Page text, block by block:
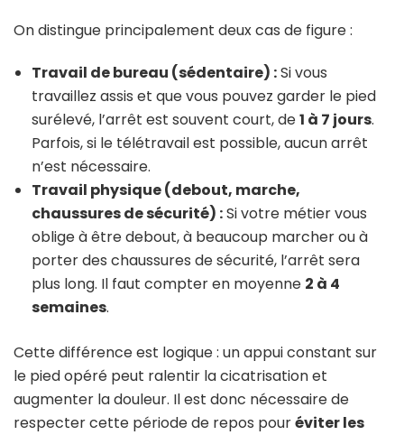
On distingue principalement deux cas de figure :
Travail de bureau (sédentaire) :Si vous
travaillez assis et que vous pouvez garder le pied
surélevé, l’arrêt est souvent court, de1 à 7 jours.
Parfois, si le télétravail est possible, aucun arrêt
n’est nécessaire.
Travail physique (debout, marche,
chaussures de sécurité) :Si votre métier vous
oblige à être debout, à beaucoup marcher ou à
porter des chaussures de sécurité, l’arrêt sera
plus long. Il faut compter en moyenne 2 à 4
semaines.
Cette différence est logique : un appui constant sur
le pied opéré peut ralentir la cicatrisation et
augmenter la douleur. Il est donc nécessaire de
respecter cette période de repos pouréviter les